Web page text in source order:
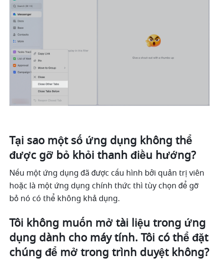
Tại sao một số ứng dụng không thể
được gỡ bỏ khỏi thanh điều hướng?
Nếu một ứng dụng đã được cấu hình bởi quản trị viên
hoặc là một ứng dụng chính thức thì tùy chọn để gỡ
bỏ nó có thể không khả dụng.
Tôi không muốn mở tài liệu trong ứng
dụng dành cho máy tính. Tôi có thể đặt
chúng để mở trong trình duyệt không?